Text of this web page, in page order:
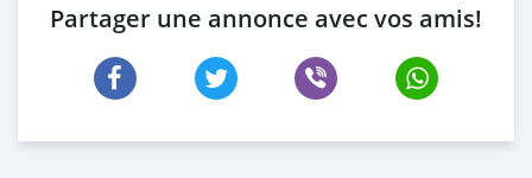
Partager une annonce avec vos amis!